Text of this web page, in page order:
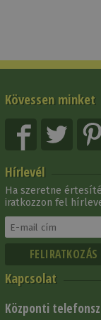
Kövessen minket
Hírlevél
Ha szeretne
iratkozzon fel
Kapcsolat
Központi